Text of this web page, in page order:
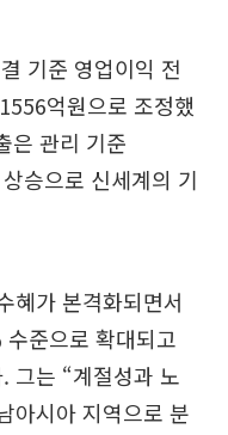
기준 영업이익 전
억원으로 조정했
은 관리 기준
승으로 신세계의 기
혜가 본격화되면서
준으로 확대되고
그는 “계절성과 노
아시아 지역으로 분